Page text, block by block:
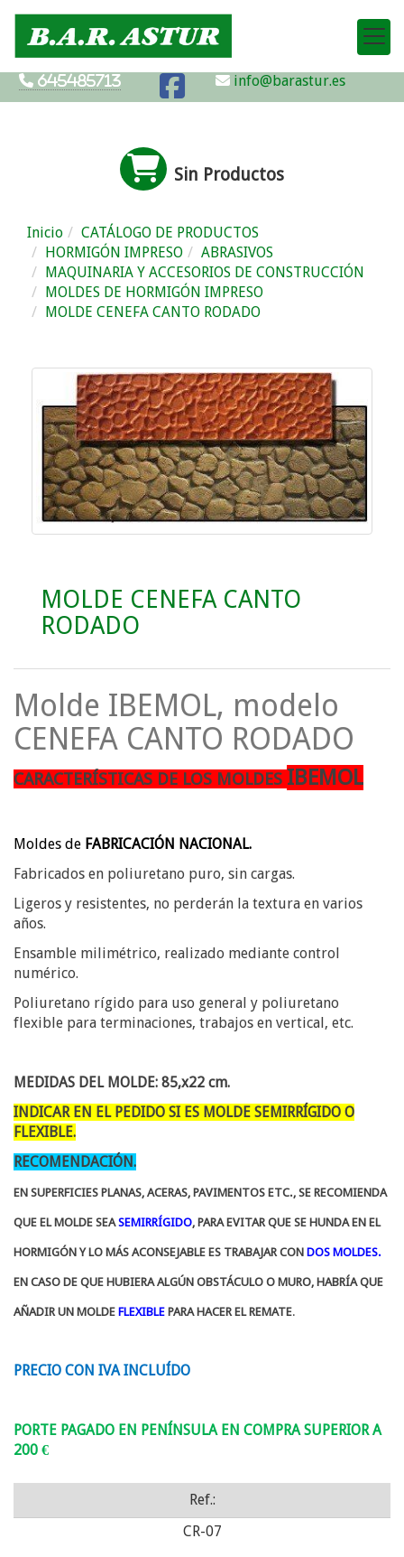
645485713 info@barastur.es
Sin Productos
Inicio
CATÁLOGO DE PRODUCTOS
HORMIGÓN IMPRESO
ABRASIVOS
MAQUINARIA Y ACCESORIOS DE CONSTRUCCIÓN
MOLDES DE HORMIGÓN IMPRESO
MOLDE CENEFA CANTO RODADO
MOLDE CENEFA CANTO
RODADO
Molde IBEMOL, modelo
CENEFA CANTO RODADO
CARACTERÍSTICAS DE LOS MOLDES IBEMOL
Moldes de FABRICACIÓN NACIONAL.
Fabricados en poliuretano puro, sin cargas.
Ligeros y resistentes, no perderán la textura en varios
años.
Ensamble milimétrico, realizado mediante control
numérico.
Poliuretano rígido para uso general y poliuretano
flexible para terminaciones, trabajos en vertical, etc.
MEDIDAS DEL MOLDE: 85,x22 cm.
INDICAR EN EL PEDIDO SI ES MOLDE SEMIRRÍGIDO O
FLEXIBLE.
RECOMENDACIÓN.
EN SUPERFICIES PLANAS, ACERAS, PAVIMENTOS ETC., SE RECOMIENDA
QUE EL MOLDE SEASEMIRRÍGIDO, PARA EVITAR QUE SE HUNDA EN EL
HORMIGÓN Y LO MÁS ACONSEJABLE ES TRABAJAR CON DOS MOLDES.
EN CASO DE QUE HUBIERA ALGÚN OBSTÁCULO O MURO, HABRÍA QUE
AÑADIR UN MOLDE FLEXIBLE PARA HACER EL REMATE.
PRECIO CON IVA INCLUÍDO
PORTE PAGADO EN PENÍNSULA EN COMPRA SUPERIOR A
200 €
Ref.:
CR-07